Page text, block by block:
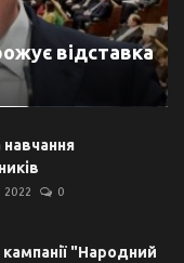
відставка
навчання
2022 0
"Народний